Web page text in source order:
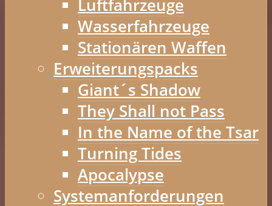
Luftfahrzeuge
Wasserfahrzeuge
Stationären Waffen
Erweiterungspacks
Giant´s Shadow
They Shall not Pass
In the Name of the Tsar
Turning Tides
Apocalypse
Systemanforderungen